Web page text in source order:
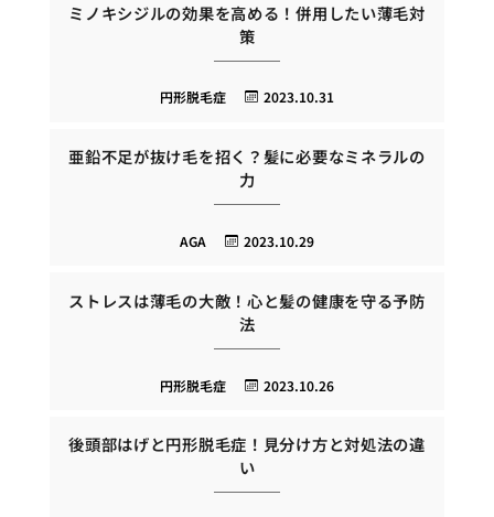
ミノキシジルの効果を高める！併用したい薄毛対
策
2023.10.31
円形脱毛症
亜鉛不足が抜け毛を招く？髪に必要なミネラルの
力
2023.10.29
AGA
ストレスは薄毛の大敵！心と髪の健康を守る予防
法
2023.10.26
円形脱毛症
後頭部はげと円形脱毛症！見分け方と対処法の違
い